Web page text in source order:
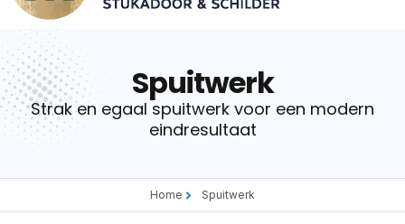
Spuitwerk
Strak en egaal spuitwerk voor een modern
eindresultaat
Home Spuitwerk